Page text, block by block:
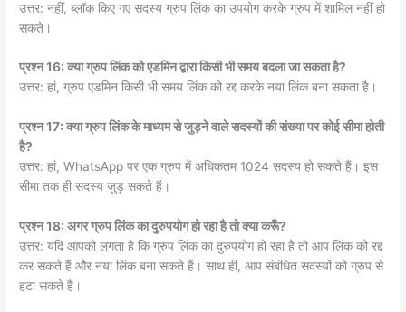
उत्तर: नहीं, ब्लॉक किए गए सदस्य ग्रुप लिंक का उपयोग करके ग्रुप में शामिल नहीं हो
सकते।
प्रश्न 16: क्या ग्रुप लिंक को एडमिन द्वारा किसी भी समय बदला जा सकता है?
उत्तर: हां, ग्रुप एडमिन किसी भी समय लिंक को रद्द करके नया लिंक बना सकता है।
प्रश्न 17: क्या ग्रुप लिंक के माध्यम से जुड़ने वाले सदस्यों की संख्या पर कोई सीमा होती
है?
उत्तर: हां, WhatsApp पर एक ग्रुप में अधिकतम 1024 सदस्य हो सकते हैं। इस
सीमा तक ही सदस्य जुड़ सकते हैं।
प्रश्न 18: अगर ग्रुप लिंक का दुरुपयोग हो रहा है तो क्या करूँ?
उत्तर: यदि आपको लगता है कि ग्रुप लिंक का दुरुपयोग हो रहा है तो आप लिंक को रद्द
कर सकते हैं और नया लिंक बना सकते हैं। साथ ही, आप संबंधित सदस्यों को ग्रुप से
हटा सकते हैं।